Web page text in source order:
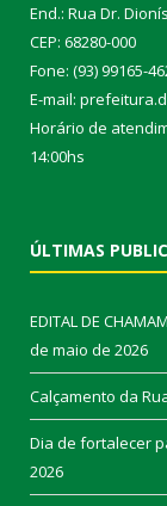
End.: Rua Dr.
CEP: 68280-000
Fone: (93) 99165-
E-mail:
Horário de
14:00hs
ÚLTIMAS
EDITAL DE
de maio de 2026
Calçamento da
Dia de fortalecer
2026